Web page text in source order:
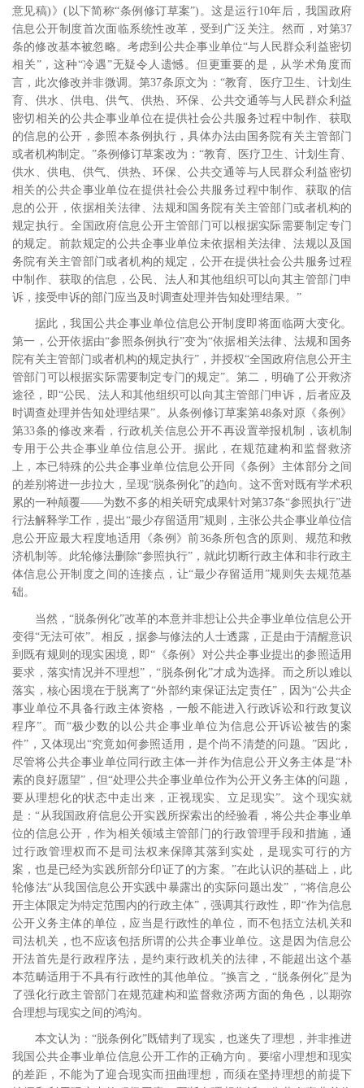
意见稿) 》( 以下简称“条例修订草案”) 。这是运行10年后，我国政府
信息公开制度首次面临系统性改革，受到广泛关注。然而，对第37
条的修改基本被忽略。考虑到公共企事业单位“与人民群众利益密切
相关”，这种“冷遇”无疑令人遗憾。但更重要的是，从学术角度而
言，此次修改并非微调。第37条原文为：“教育、医疗卫生、计划生
育、供水、供电、供气、供热、环保、公共交通等与人民群众利益
密切相关的公共企事业单位在提供社会公共服务过程中制作、获取
的信息的公开，参照本条例执行，具体办法由国务院有关主管部门
或者机构制定。”条例修订草案改为：“教育、医疗卫生、计划生育、
供水、供电、供气、供热、环保、公共交通等与人民群众利益密切
相关的公共企事业单位在提供社会公共服务过程中制作、获取的信
息的公开，依据相关法律、法规和国务院有关主管部门或者机构的
规定执行。全国政府信息公开主管部门可以根据实际需要制定专门
的规定。前款规定的公共企事业单位未依据相关法律、法规以及国
务院有关主管部门或者机构的规定，公开在提供社会公共服务过程
中制作、获取的信息，公民、法人和其他组织可以向其主管部门申
诉，接受申诉的部门应当及时调查处理并告知处理结果。”
据此，我国公共企事业单位信息公开制度即将面临两大变化。
第一，公开依据由“参照条例执行”变为“依据相关法律、法规和国务
院有关主管部门或者机构的规定执行”，并授权“全国政府信息公开主
管部门可以根据实际需要制定专门的规定”。第二，明确了公开救济
途径，即“公民、法人和其他组织可以向其主管部门申诉，后者应及
时调查处理并告知处理结果”。从条例修订草案第48条对原《条例》
第33条的修改来看，行政机关信息公开不再设置举报机制，该机制
专用于公共企事业单位信息公开。据此，在规范建构和监督救济
上，本已特殊的公共企事业单位信息公开同《条例》主体部分之间
的差别将进一步拉大，呈现“脱条例化”的趋向。这不啻对既有学术积
累的一种颠覆――为数不多的相关研究成果针对第37条“参照执行”进
行法解释学工作，提出“最少存留适用”规则，主张公共企事业单位信
息公开应最大程度地适用《条例》前36条所包含的原则、规范和救
济机制等。 此轮修法删除“参照执行”，就此切断行政主体和非行政主
体信息公开制度之间的连接点，让“最少存留适用”规则失去规范基
础。
当然，“脱条例化”改革的本意并非想让公共企事业单位信息公开
变得“无法可依”。相反，据参与修法的人士透露，正是由于清醒意识
到既有规则的现实困境，即“《条例》对公共企事业提出的参照适用
要求，落实情况并不理想”，“脱条例化”才成为选择。 而之所以难以
落实，核心困境在于脱离了“外部约束保证法定责任”，因为“公共企
事业单位不具备行政主体资格，一般不能进入行政诉讼和行政复议
程序”。而“极少数的以公共企事业单位为信息公开诉讼被告的案
件”，又体现出“究竟如何参照适用，是个尚不清楚的问题。”因此，
尽管将公共企事业单位同行政主体一并作为信息公开义务主体是“朴
素的良好愿望”，但“处理公共企事业单位作为公开义务主体的问题，
要从理想化的状态中走出来，正视现实、立足现实”。这个现实就
是：“从我国政府信息公开实践所探索出的经验看，将公共企事业单
位的信息公开，作为相关领域主管部门的行政管理手段和措施，通
过行政管理权而不是司法权来保障其落到实处，是现实可行的方
案，也是已经为实践所部分印证了的方案。”在此认识的基础上，此
轮修法“从我国信息公开实践中暴露出的实际问题出发”，“将信息公
开主体限定为特定范围内的行政主体”，强调其行政性，即“作为信息
公开义务主体的单位，应当是行政性的单位，而不包括立法机关和
司法机关，也不应该包括所谓的公共企事业单位。这是因为信息公
开法首先是行政程序法，是约束行政机关的法律，不能超出这个基
本范畴适用于不具有行政性的其他单位。”换言之，“脱条例化”是为
了强化行政主管部门在规范建构和监督救济两方面的角色，以期弥
合理想与现实之间的鸿沟。
本文认为：“脱条例化”既错判了现实，也迷失了理想，并非推进
我国公共企事业单位信息公开工作的正确方向。要缩小理想和现实
的差距，不能为了迎合现实而扭曲理想，而须在坚持理想的前提下